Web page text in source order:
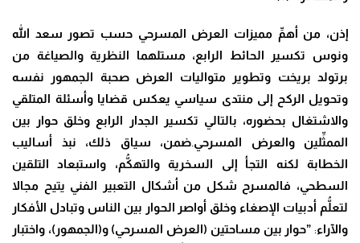
إذن، من أهمِّ مميزات العرض المسرحي حسب تصور سعد الله
ونوس تكسير الحائط الرابع، مستلهما النظرية والصياغة من
برتولد بريخت وتطوير متواليات العرض صحبة الجمهور نفسه
وتحويل الركح إلى منتدى سياسي يعكس قضايا وأسئلة المتلقي
والاشتغال بحضوره، بالتالي تكسير الجدار الرابع وخلق حوار بين
الممثِّلين والعرض المسرحي ضمن، سياق ذلك، نبذ أساليب
الخطابة لكنه التجأ إلى السخرية والتهكُّم، واستبعاد التلقين
السطحي، فالمسرح شكل من أشكال التعبير الفني يتيح مجالا
لتعلُّم أدبيات الإصغاء وخلق أواصر الحوار بين الناس وتبادل الأفكار
والآراء: ”حوار بين مساحتين (العرض المسرحي) و(الجمهور)، واختبار